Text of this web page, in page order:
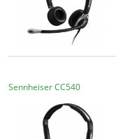
Sennheiser CC540